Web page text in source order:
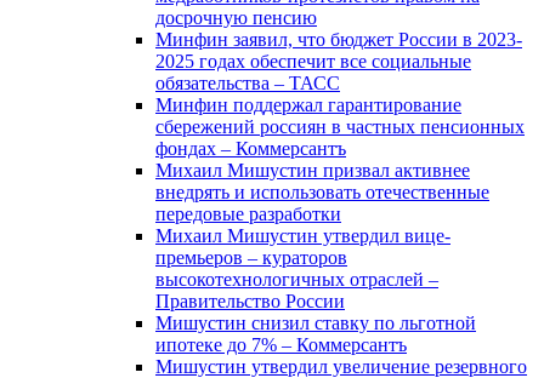
досрочную пенсию
Минфин заявил, что бюджет России в 2023-
2025 годах обеспечит все социальные
обязательства – ТАСС
Минфин поддержал гарантирование
сбережений россиян в частных пенсионных
фондах – Коммерсантъ
Михаил Мишустин призвал активнее
внедрять и использовать отечественные
передовые разработки
Михаил Мишустин утвердил вице-
премьеров – кураторов
высокотехнологичных отраслей –
Правительство России
Мишустин снизил ставку по льготной
ипотеке до 7% – Коммерсантъ
Мишустин утвердил увеличение резервного